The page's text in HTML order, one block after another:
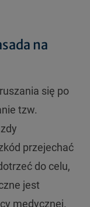
na
się po
tzw.
przejechać
do celu,
jest
medycznej.